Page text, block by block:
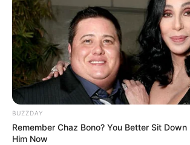
L’analyse des journalistes de Quinté
PRIX DE MONTSOREAU
Les excellents journalistes de Quinté Flash
leur analyse toujours aussi pertinente et
avisés pour le quinté+ du jour. Cette vidéo
chaîne YouTube, n’hésitez pas à vous y
BUZZDAY
Remember Chaz Bono? You Better Sit Down
Him Now